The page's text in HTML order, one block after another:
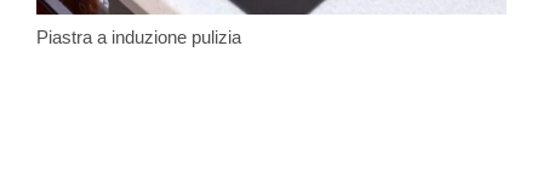
Piastra a induzione pulizia